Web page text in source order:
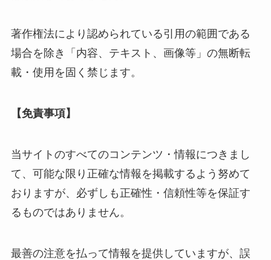
著作権法により認められている引用の範囲である
場合を除き「内容、テキスト、画像等」の無断転
載・使用を固く禁じます。
【免責事項】
当サイトのすべてのコンテンツ・情報につきまし
て、可能な限り正確な情報を掲載するよう努めて
おりますが、必ずしも正確性・信頼性等を保証す
るものではありません。
最善の注意を払って情報を提供していますが、誤